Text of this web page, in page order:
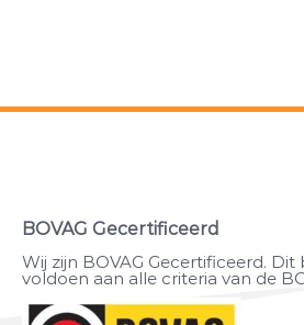
BOVAG Gecertificeerd
Wij zijn BOVAG Gecertificeerd.
voldoen aan alle criteria van de